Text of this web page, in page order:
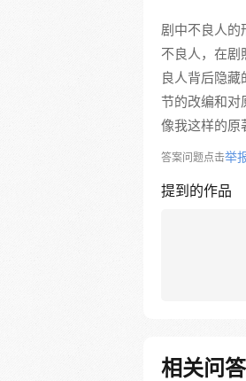
剧中不良人的
不良人，在剧
良人背后隐
节的改编和对
像我这样的原
答案问题点击举
提到的作品
相关问答